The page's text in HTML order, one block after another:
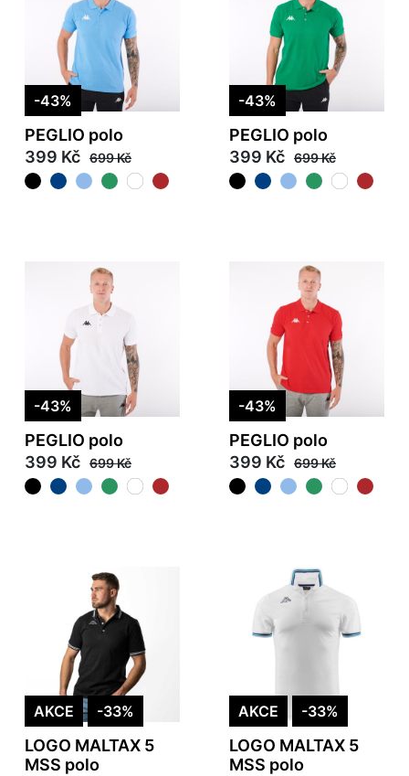
-43%
PEGLIO polo
399 Kč 699 Kč
-43%
PEGLIO polo
399 Kč 699 Kč
-43%
PEGLIO polo
399 Kč 699 Kč
-43%
PEGLIO polo
399 Kč 699 Kč
AKCE -33%
LOGO MALTAX 5
MSS polo
AKCE -33%
LOGO MALTAX 5
MSS polo